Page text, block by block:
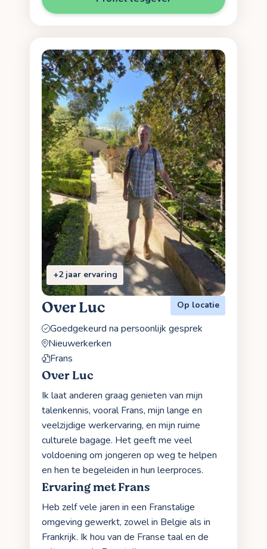
+2 jaar ervaring
Over Luc Op locatie
Goedgekeurd na persoonlijk gesprek
Nieuwerkerken
Frans
Over Luc
Ik laat anderen graag genieten van mijn
talenkennis, vooral Frans, mijn lange en
veelzijdige werkervaring, en mijn ruime
culturele bagage. Het geeft me veel
voldoening om jongeren op weg te helpen
en hen te begeleiden in hun leerproces.
Ervaring met Frans
Heb zelf vele jaren in een Franstalige
omgeving gewerkt, zowel in Belgie als in
Frankrijk. Ik hou van de Franse taal en de